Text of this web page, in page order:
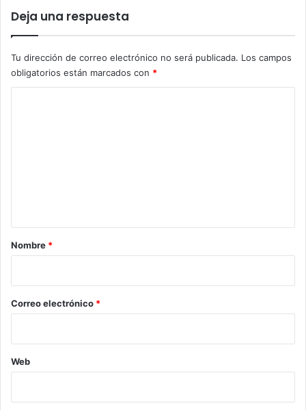
Deja una respuesta
Tu dirección de correo electrónico no será publicada. Los campos
obligatorios están marcados con *
r
*
Nombre *
Correo electrónico *
Web